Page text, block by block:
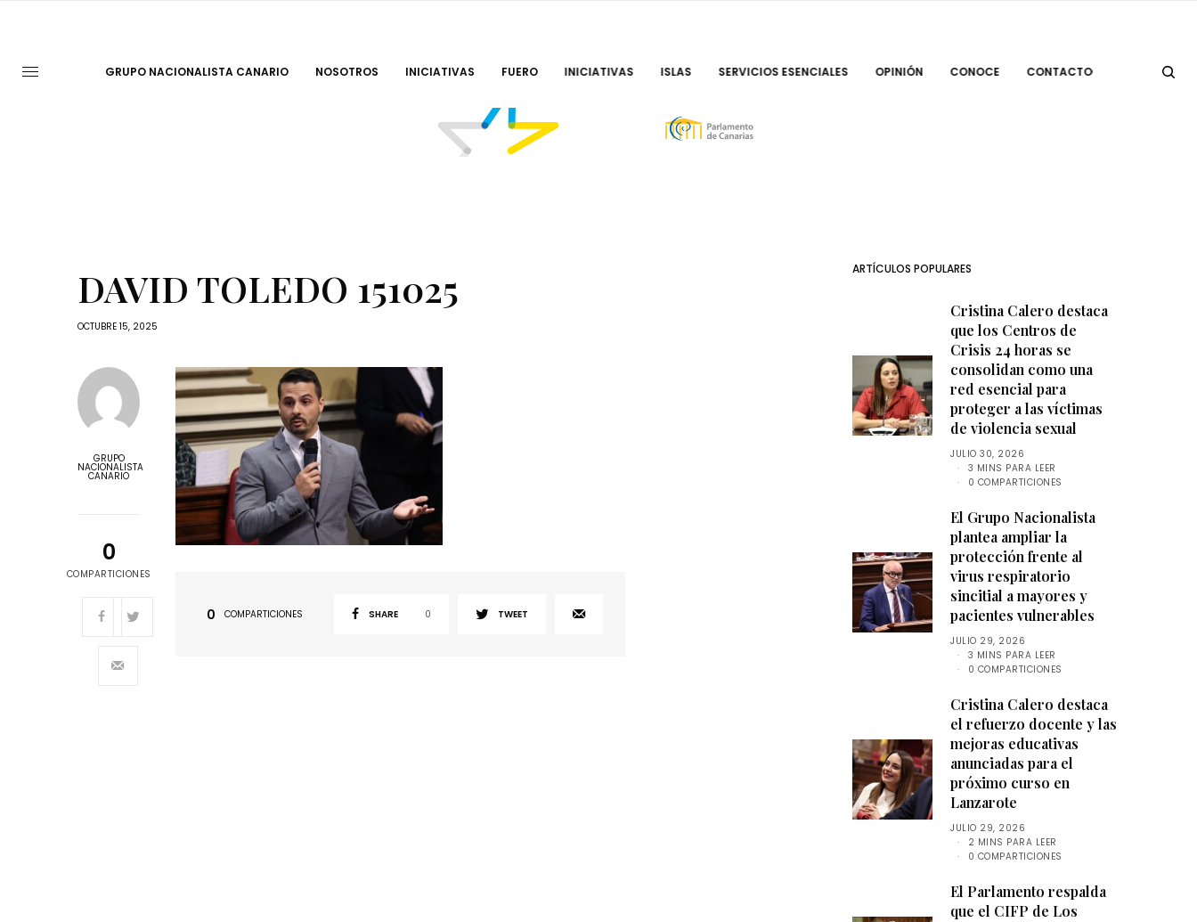
GRUPO NACIONALISTA CANARIO NOSOTROS INICIATIVAS FUERO INICIATIVAS ISLAS SERVICIOS ESENCIALES OPINIÓN CONOCE CONTACTO
DAVID TOLEDO 151025
OCTUBRE 15, 2025
GRUPO
NACIONALISTA
CANARIO
0
COMPARTICIONES
0 COMPARTICIONES SHARE 0 TWEET
ARTÍCULOS POPULARES
Cristina Calero destaca
que los Centros de
Crisis 24 horas se
consolidan como una
red esencial para
proteger a las víctimas
de violencia sexual
JULIO 30, 2026
3 MINS PARA LEER
0 COMPARTICIONES
El Grupo Nacionalista
plantea ampliar la
protección frente al
virus respiratorio
sincitial a mayores y
pacientes vulnerables
JULIO 29, 2026
3 MINS PARA LEER
0 COMPARTICIONES
Cristina Calero destaca
el refuerzo docente y las
mejoras educativas
anunciadas para el
próximo curso en
Lanzarote
JULIO 29, 2026
2 MINS PARA LEER
0 COMPARTICIONES
El Parlamento respalda
que el CIFP de Los